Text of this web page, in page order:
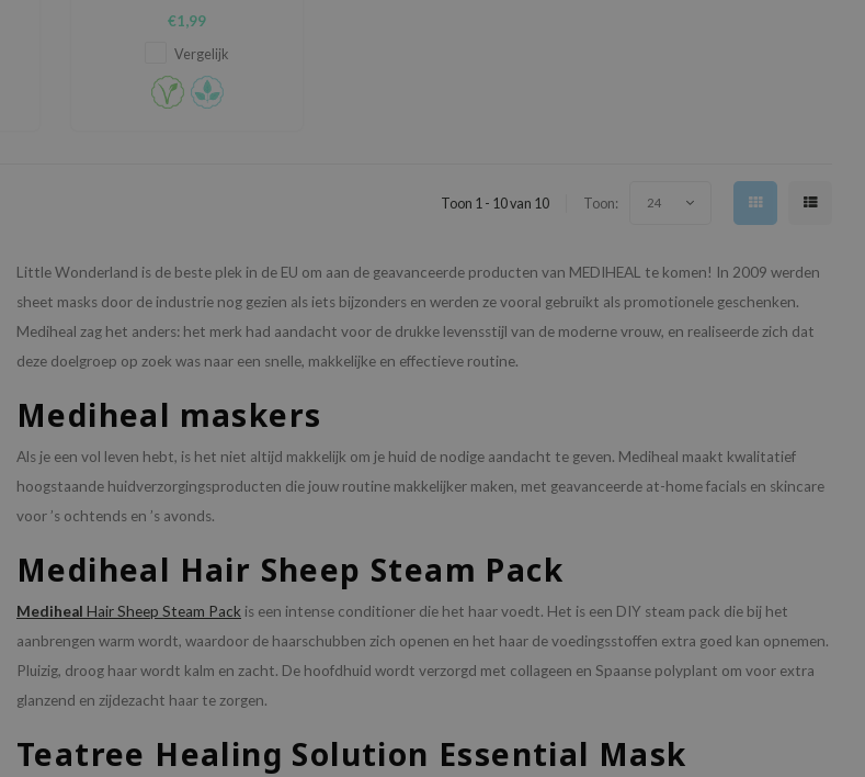
zuiveren en in balans te
brengen.
€1,99
Vergelijk
Toon 1 - 10 van 10 Toon: 24
Little Wonderland is de beste plek in de EU om aan de geavanceerde producten van MEDIHEAL te komen! In 2009 werden
sheet masks door de industrie nog gezien als iets bijzonders en werden ze vooral gebruikt als promotionele geschenken.
Mediheal zag het anders: het merk had aandacht voor de drukke levensstijl van de moderne vrouw, en realiseerde zich dat
deze doelgroep op zoek was naar een snelle, makkelijke en effectieve routine.
Mediheal maskers
Als je een vol leven hebt, is het niet altijd makkelijk om je huid de nodige aandacht te geven. Mediheal maakt kwalitatief
hoogstaande huidverzorgingsproducten die jouw routine makkelijker maken, met geavanceerde at-home facials en skincare
voor ’s ochtends en ’s avonds.
Mediheal Hair Sheep Steam Pack
Mediheal Hair Sheep Steam Pack is een intense conditioner die het haar voedt. Het is een DIY steam pack die bij het
aanbrengen warm wordt, waardoor de haarschubben zich openen en het haar de voedingsstoffen extra goed kan opnemen.
Pluizig, droog haar wordt kalm en zacht. De hoofdhuid wordt verzorgd met collageen en Spaanse polyplant om voor extra
glanzend en zijdezacht haar te zorgen.
Teatree Healing Solution Essential Mask